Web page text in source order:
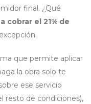
final. ¿Qué
cobrar el 21% de
que permite aplicar
la obra solo te
ese servicio
resto de condiciones),